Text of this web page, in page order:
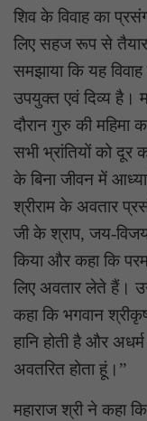
शिव के विवाह का
लिए सहज रूप से तैयार
समझाया कि यह
उपयुक्त एवं दिव्य है।
दौरान गुरु की महिमा
सभी भ्रांतियों को दूर
के बिना जीवन में
श्रीराम के अवतार
जी के श्राप, जय-
किया और कहा कि
लिए अवतार लेते हैं।
कहा कि भगवान
हानि होती है और
अवतरित होता हूं।”
महाराज श्री ने कहा